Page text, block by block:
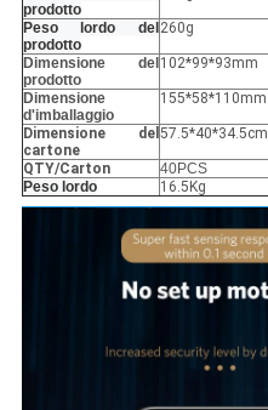
prodotto
Peso lordo del
prodotto
260g
Dimensione del
prodotto
102*99*93mm
Dimensione
d'imballaggio
155*58*110mm
Dimensione del
cartone
57.5*40*34.5cm
QTY/Carton
40PCS
Peso lordo
16.5Kg